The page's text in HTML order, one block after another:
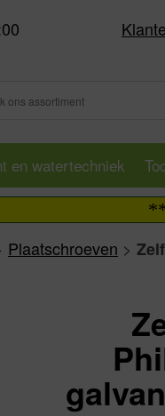
en watertechniek
***
Plaatschroeven >